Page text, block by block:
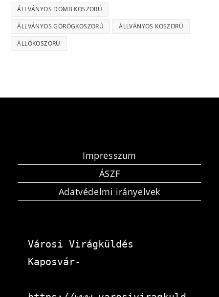
ÁLLVÁNYOS DOMB KOSZORÚ
ÁLLVÁNYOS GÖRÖGKOSZORÚ ÁLLVÁNYOS KOSZORÚ
ÁLLÓKOSZORÚ
Impresszum
ÁSZF
Adatvédelmi irányelvek
Városi Virágküldés
Kaposvár-